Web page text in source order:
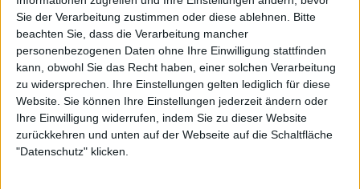
Sie der Verarbeitung zustimmen oder diese ablehnen.
Bitte
beachten Sie, dass die Verarbeitung mancher
personenbezogenen Daten ohne Ihre Einwilligung stattfinden
kann, obwohl Sie das Recht haben, einer solchen Verarbeitung
zu widersprechen. Ihre Einstellungen gelten lediglich für diese
Website. Sie können Ihre Einstellungen jederzeit ändern oder
Ihre Einwilligung widerrufen, indem Sie zu dieser Website
zurückkehren und unten auf der Webseite auf die Schaltfläche
"Datenschutz" klicken.